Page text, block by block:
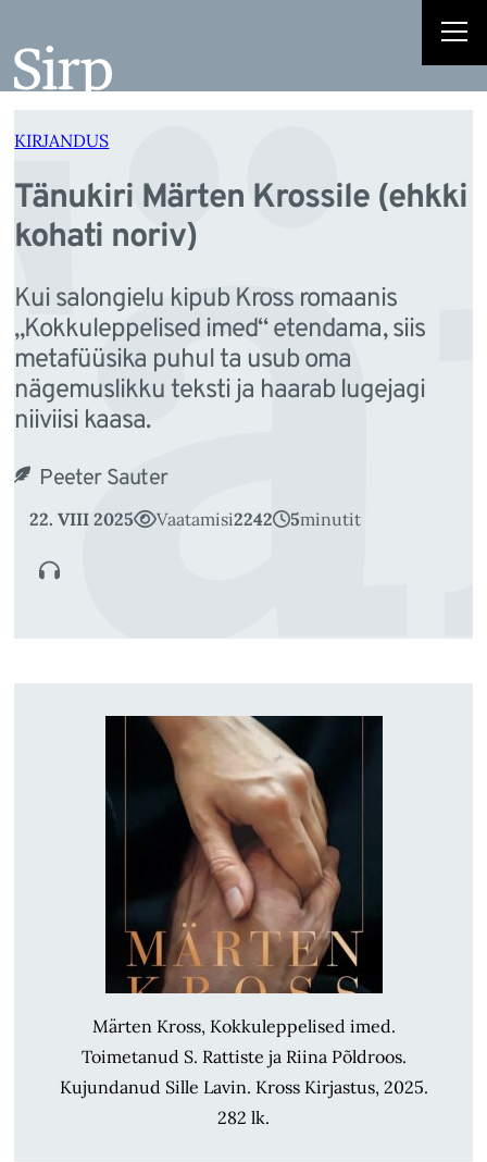
juurde
KIRJANDUS
Tänukiri Märten Krossile (ehkki
kohati noriv)
Kui salongielu kipub Kross romaanis
„Kokkuleppelised imed“ etendama, siis
metafüüsika puhul ta usub oma
nägemuslikku teksti ja haarab lugejagi
niiviisi kaasa.
Peeter Sauter
22. VIII 2025 Vaatamisi2242 5minutit
Märten Kross, Kokkuleppelised imed.
Toimetanud S. Rattiste ja Riina Põldroos.
Kujundanud Sille Lavin. Kross Kirjastus, 2025.
282 lk.